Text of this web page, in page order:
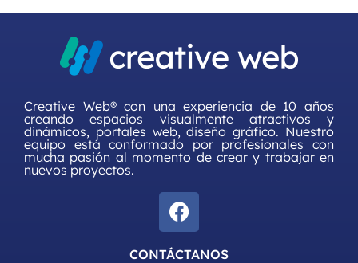
Creative Web® con una experiencia de 10 años
creando espacios visualmente atractivos y
dinámicos, portales web, diseño gráfico. Nuestro
equipo está conformado por profesionales con
mucha pasión al momento de crear y trabajar en
nuevos proyectos.
CONTÁCTANOS